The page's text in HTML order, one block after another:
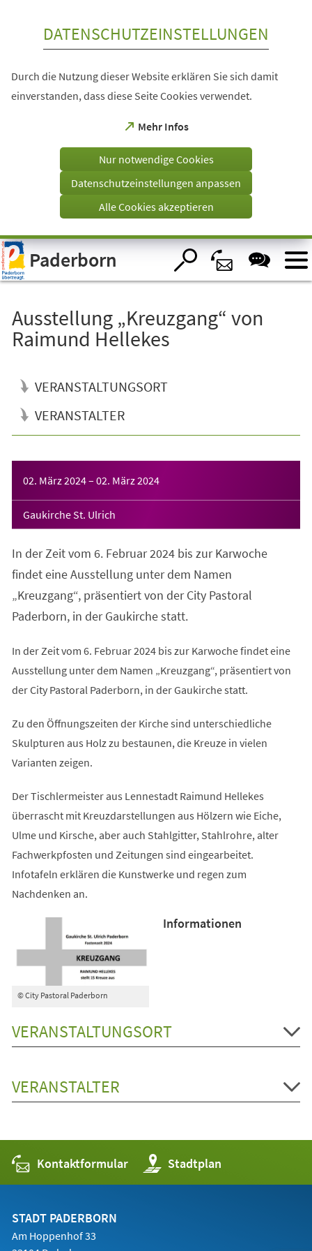
Visuelle
Assistenzsoftware
öffnen.
DATENSCHUTZEINSTELLUNGEN
Durch die Nutzung dieser Website erklären Sie sich damit
einverstanden, dass diese Seite Cookies verwendet.
Mehr Infos
(Öffnet
einem
Tab)
Nur notwendige Cookies
Datenschutzeinstellungen anpassen
Alle Cookies akzeptieren
Paderborn
Ausstellung „Kreuzgang“ von
Raimund Hellekes
VERANSTALTUNGSORT
VERANSTALTER
02. März 2024– 02. März 2024
Gaukirche St. Ulrich
In der Zeit vom 6. Februar 2024 bis zur Karwoche
findet eine Ausstellung unter dem Namen
„Kreuzgang“, präsentiert von der City Pastoral
Paderborn, in der Gaukirche statt.
In der Zeit vom 6. Februar 2024 bis zur Karwoche findet eine
Ausstellung unter dem Namen „Kreuzgang“, präsentiert von
der City Pastoral Paderborn, in der Gaukirche statt.
Zu den Öffnungszeiten der Kirche sind unterschiedliche
Skulpturen aus Holz zu bestaunen, die Kreuze in vielen
Varianten zeigen.
Der Tischlermeister aus Lennestadt Raimund Hellekes
überrascht mit Kreuzdarstellungen aus Hölzern wie Eiche,
Ulme und Kirsche, aber auch Stahlgitter, Stahlrohre, alter
Fachwerkpfosten und Zeitungen sind eingearbeitet.
Infotafeln erklären die Kunstwerke und regen zum
Nachdenken an.
© City Pastoral Paderborn
Informationen
VERANSTALTUNGSORT
VERANSTALTER
Kontaktformular Stadtplan
(Öffnet
in
einem
STADT PADERBORN
Am Hoppenhof 33